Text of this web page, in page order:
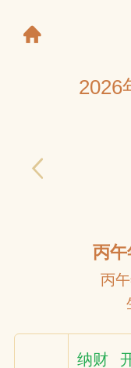
2026
丙午
丙
纳财